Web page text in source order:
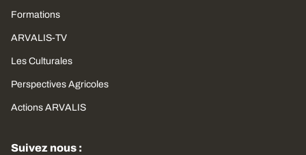
Formations
ARVALIS-TV
Les Culturales
Perspectives Agricoles
Actions ARVALIS
Suivez nous :